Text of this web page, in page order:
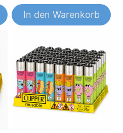
In den Warenkorb